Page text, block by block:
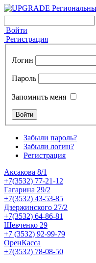
Войти
Регистрация
Логин
Пароль
Запомнить меня
Забыли пароль?
Забыли логин?
Регистрация
Аксакова 8/1
+7(3532) 77-21-12
Гагарина 29/2
+7(3532) 43-53-85
Дзержинского 27/2
+7(3532) 64-86-81
Шевченко 29
+7 (3532) 92-99-79
ОренКасса
+7(3532) 78-08-50